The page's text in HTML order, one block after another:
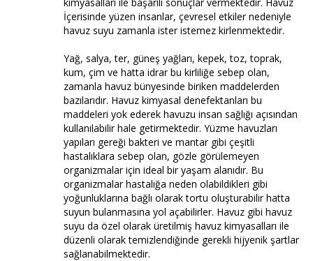
İçerisinde yüzen insanlar, çevresel etkiler nedeniyle
havuz suyu zamanla ister istemez kirlenmektedir.
Yağ, salya, ter, güneş yağları, kepek, toz, toprak,
kum, çim ve hatta idrar bu kirliliğe sebep olan,
zamanla havuz bünyesinde biriken maddelerden
bazılarıdır. Havuz kimyasal denefektanları bu
maddeleri yok ederek havuzu insan sağlığı açısından
kullanılabilir hale getirmektedir. Yüzme havuzları
yapıları gereği bakteri ve mantar gibi çeşitli
hastalıklara sebep olan, gözle görülemeyen
organizmalar için ideal bir yaşam alanıdır. Bu
organizmalar hastalığa neden olabildikleri gibi
yoğunluklarına bağlı olarak tortu oluşturabilir hatta
suyun bulanmasına yol açabilirler. Havuz gibi havuz
suyu da özel olarak üretilmiş havuz kimyasalları ile
düzenli olarak temizlendiğinde gerekli hijyenik şartlar
sağlanabilmektedir.